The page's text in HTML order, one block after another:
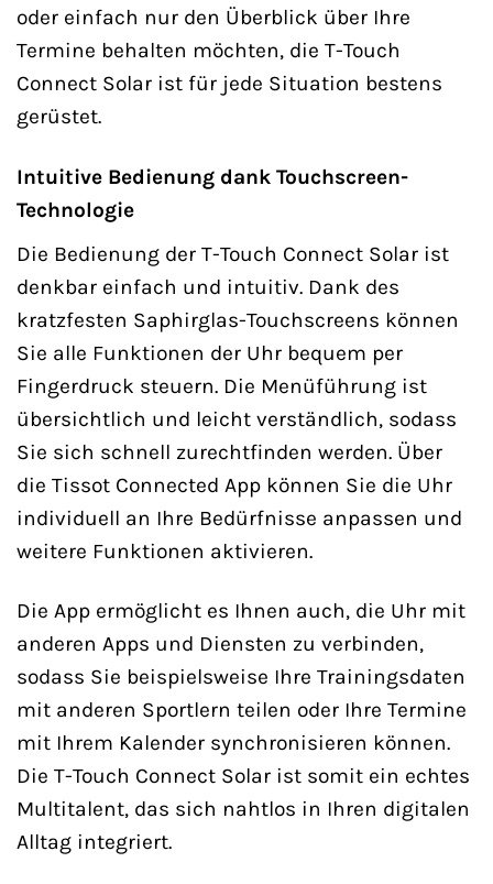
oder einfach nur den Überblick über Ihre
Termine behalten möchten, die T-Touch
Connect Solar ist für jede Situation bestens
gerüstet.
Intuitive Bedienung dank Touchscreen-
Technologie
Die Bedienung der T-Touch Connect Solar ist
denkbar einfach und intuitiv. Dank des
kratzfesten Saphirglas-Touchscreens können
Sie alle Funktionen der Uhr bequem per
Fingerdruck steuern. Die Menüführung ist
übersichtlich und leicht verständlich, sodass
Sie sich schnell zurechtfinden werden. Über
die Tissot Connected App können Sie die Uhr
individuell an Ihre Bedürfnisse anpassen und
weitere Funktionen aktivieren.
Die App ermöglicht es Ihnen auch, die Uhr mit
anderen Apps und Diensten zu verbinden,
sodass Sie beispielsweise Ihre Trainingsdaten
mit anderen Sportlern teilen oder Ihre Termine
mit Ihrem Kalender synchronisieren können.
Die T-Touch Connect Solar ist somit ein echtes
Multitalent, das sich nahtlos in Ihren digitalen
Alltag integriert.